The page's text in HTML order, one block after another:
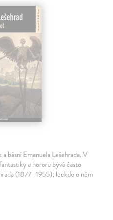
básní Emanuela Lešehrada. V
a hororu bývá často
(1877–1955); leckdo o něm